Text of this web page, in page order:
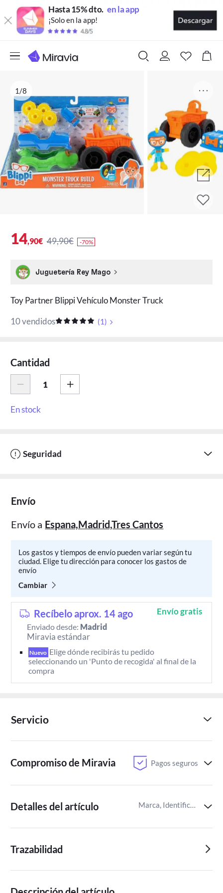
Hasta 15% dto. en la app
¡Solo en la app!
1/8
14,90€ 49,90€ -70%
Juguetería Rey Mago
Toy Partner Blippi Vehículo Monster Truck
10 vendidos
(1)
Cantidad
En stock
Seguridad
Envío
Envío a Espana,Madrid,Tres Cantos
Los gastos y tiempos de envío pueden variar según tu
ciudad. Elige tu dirección para conocer los gastos de
envío
Cambiar
Recíbelo aprox. 14 ago Envío gratis
Enviado desde: Madrid
Miravia estándar
Nuevo Elige dónde recibirás tu pedido
seleccionando un 'Punto de recogida' al final de la
compra
Servicio
Compromiso de Miravia Pagos seguros
Detalles del artículo Marca, Identificador del artículo de Miravia
Trazabilidad